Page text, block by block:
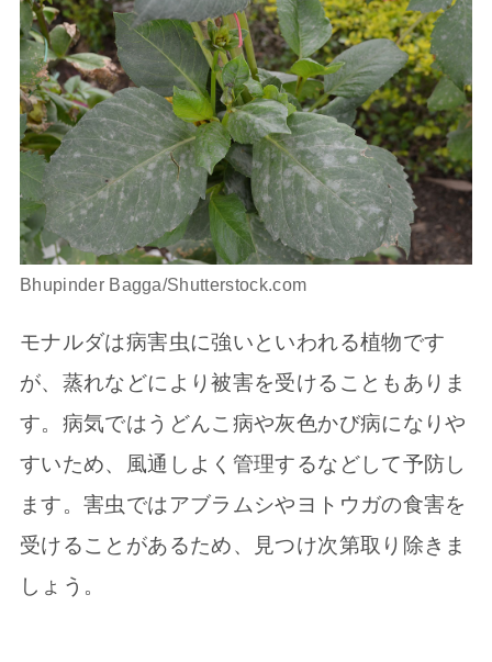
Bhupinder Bagga/Shutterstock.com
モナルダは病害虫に強いといわれる植物です
が、蒸れなどにより被害を受けることもありま
す。病気ではうどんこ病や灰色かび病になりや
すいため、風通しよく管理するなどして予防し
ます。害虫ではアブラムシやヨトウガの食害を
受けることがあるため、見つけ次第取り除きま
しょう。